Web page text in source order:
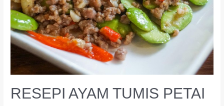
RESEPI AYAM TUMIS PETAI